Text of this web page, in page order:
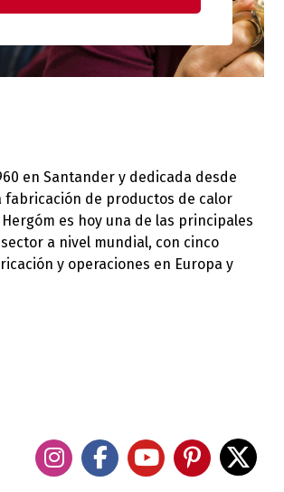
en Santander y dedicada desde
fabricación de productos de calor
es hoy una de las principales
a nivel mundial, con cinco
y operaciones en Europa y